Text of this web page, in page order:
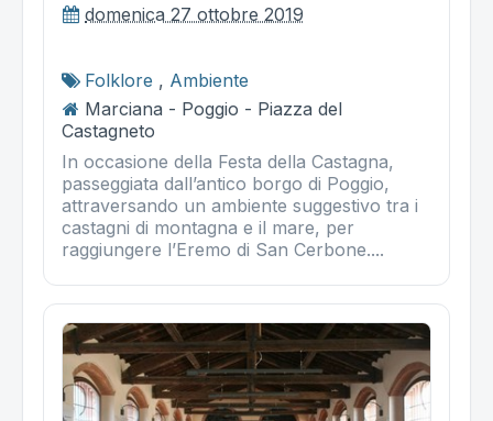
domenica 27 ottobre 2019
Folklore , Ambiente
Marciana - Poggio - Piazza del
Castagneto
In occasione della Festa della Castagna,
passeggiata dall’antico borgo di Poggio,
attraversando un ambiente suggestivo tra i
castagni di montagna e il mare, per
raggiungere l’Eremo di San Cerbone....